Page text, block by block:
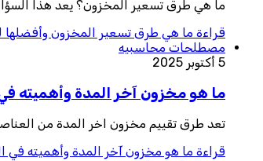
ما هي طرق تسعير المخزون؟ يعد هذا السؤال
قراءة ما هي طرق تسعير المخزون وأفضلها
مصطلحات محاسبيه
5 أكتوبر 2025
ما هو مخزون آخر المدة وأهميته في
تعد طرق تقييم مخزون اخر المدة من
قراءة ما هو مخزون آخر المدة وأهميته في